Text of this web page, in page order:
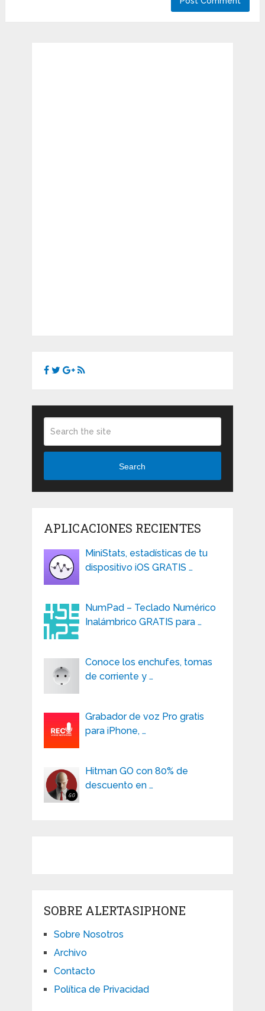
Search
APLICACIONES RECIENTES
MiniStats, estadísticas de tu
dispositivo iOS GRATIS …
NumPad – Teclado Numérico
Inalámbrico GRATIS para …
Conoce los enchufes, tomas
de corriente y …
Grabador de voz Pro gratis
para iPhone, …
Hitman GO con 80% de
descuento en …
SOBRE ALERTASIPHONE
Sobre Nosotros
Archivo
Contacto
Política de Privacidad